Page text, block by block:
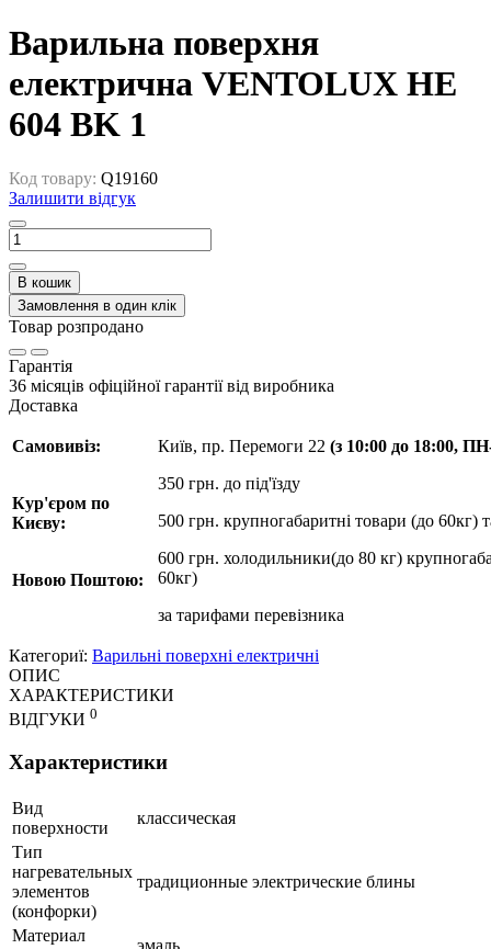
Варильна поверхня
електрична VENTOLUX HE
604 BK 1
Код товару: Q19160
Залишити відгук
В кошик
Замовлення в один клік
Товар розпродано
Гарантія
36 місяців офіційної гарантії від виробника
Доставка
Самовивіз:
Кур'єром по
Києву:
Новою Поштою:
Київ, пр. Перемоги 22 (з 10:00 до 18:00,
350 грн. до під'їзду
500 грн. крупногабаритні товари (до 60кг)
600 грн. холодильники(до 80 кг)
60кг)
за тарифами перевізника
Категориї: Варильні поверхні електричні
ОПИС
ХАРАКТЕРИСТИКИ
ВІДГУКИ 0
Характеристики
Вид
поверхности
классическая
Тип
нагревательных
элементов
(конфорки)
традиционные электрические блины
Материал
эмаль